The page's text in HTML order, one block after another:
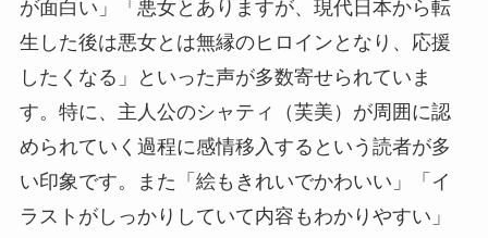
が面白い」「悪女とありますが、現代日本から転
生した後は悪女とは無縁のヒロインとなり、応援
したくなる」といった声が多数寄せられていま
す。特に、主人公のシャティ（芙美）が周囲に認
められていく過程に感情移入するという読者が多
い印象です。また「絵もきれいでかわいい」「イ
ラストがしっかりしていて内容もわかりやすい」